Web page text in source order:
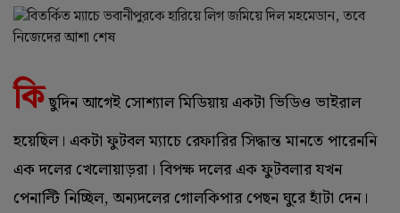
কি ছুদিন আগেই সোশ্যাল মিডিয়ায় একটা ভিডিও ভাইরাল
হয়েছিল। একটা ফুটবল ম্যাচে রেফারির সিদ্ধান্ত মানতে পারেননি
এক দলের খেলোয়াড়রা। বিপক্ষ দলের এক ফুটবলার যখন
পেনাল্টি নিচ্ছিল, অন্যদলের গোলকিপার পেছন ঘুরে হাঁটা দেন।